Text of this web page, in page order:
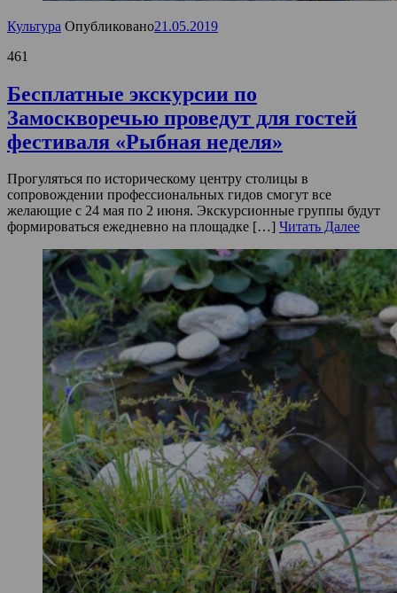
Культура Опубликовано21.05.2019
461
Бесплатные экскурсии по
Замоскворечью проведут для гостей
фестиваля «Рыбная неделя»
Прогуляться по историческому центру столицы в
сопровождении профессиональных гидов смогут все
желающие с 24 мая по 2 июня. Экскурсионные группы будут
формироваться ежедневно на площадке […] Читать Далее